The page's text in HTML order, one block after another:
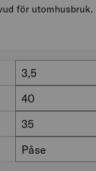
för utomhusbruk.
Diameter (mm)
3,5
Längd (mm)
40
Antal i förp. (st)
35
Förpackning
Påse